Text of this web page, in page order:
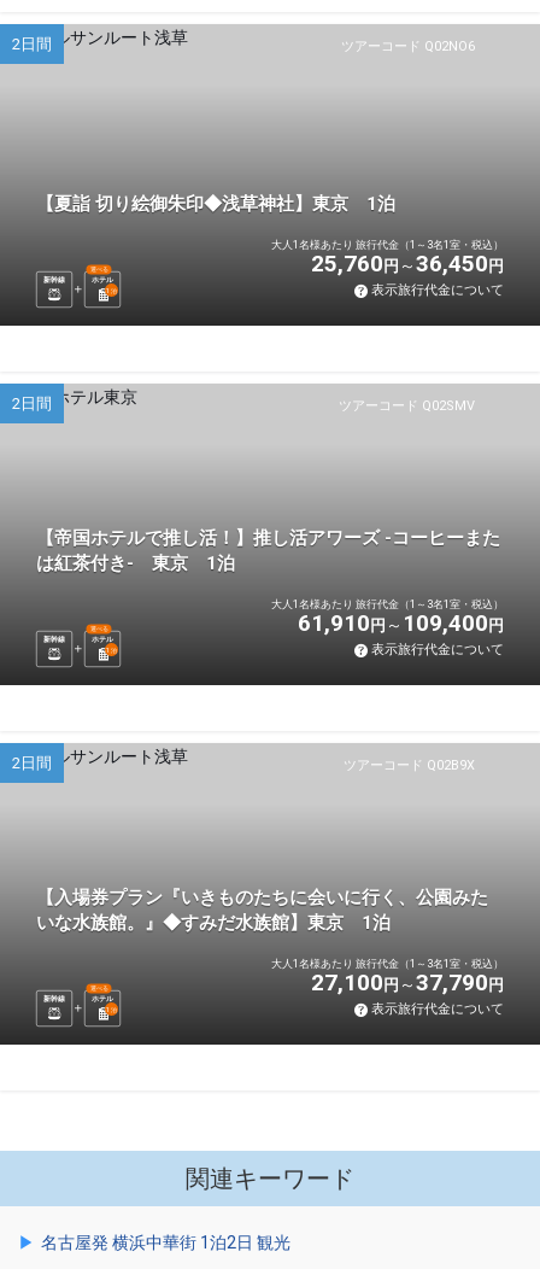
ツアーコード Q02NO6
2日間
【夏詣 切り絵御朱印◆浅草神社】東京 1泊
新幹線 ホテル
選べる
1 泊
大人1名様あたり 旅行代金（1～3名1室・税込）
25,760 円 36,450 円
表示旅行代金について
ツアーコード Q02SMV
2日間
【帝国ホテルで推し活！】推し活アワーズ -コーヒーまた
は紅茶付き- 東京 1泊
新幹線 ホテル
選べる
1 泊
大人1名様あたり 旅行代金（1～3名1室・税込）
61,910 円 109,400 円
表示旅行代金について
ツアーコード Q02B9X
2日間
【入場券プラン『いきものたちに会いに行く、公園みた
いな水族館。』◆すみだ水族館】東京 1泊
新幹線 ホテル
選べる
1 泊
大人1名様あたり 旅行代金（1～3名1室・税込）
27,100 円 37,790 円
表示旅行代金について
関連キーワード
名古屋発 横浜中華街 1泊2日 観光